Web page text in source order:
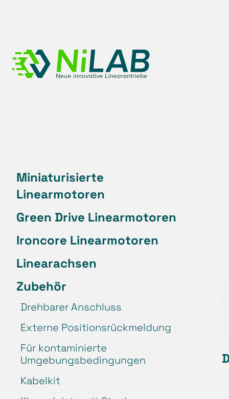
Miniaturisierte
Linearmotoren
Green Drive Linearmotoren
Ironcore Linearmotoren
Linearachsen
Zubehör
Drehbarer Anschluss
Externe Positionsrückmeldung
Für kontaminierte
Umgebungsbedingungen
Kabelkit